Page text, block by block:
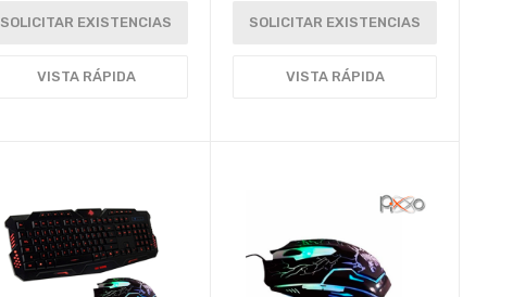
SOLICITAR EXISTENCIAS
VISTA RÁPIDA
SOLICITAR EXISTENCIAS
VISTA RÁPIDA